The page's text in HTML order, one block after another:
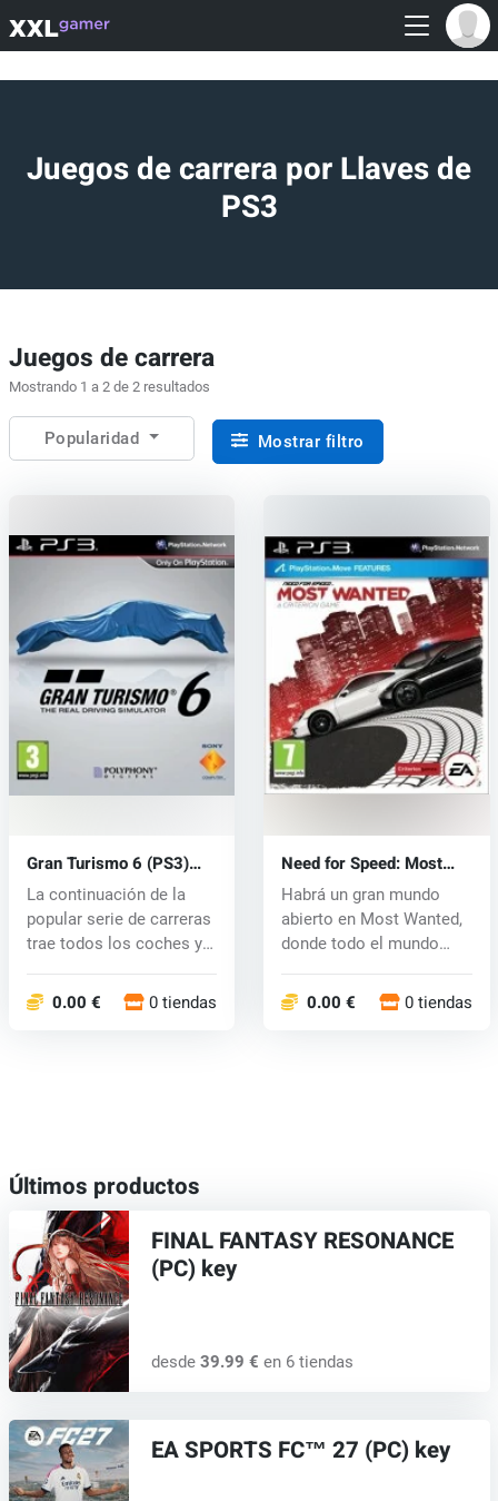
Juegos de carrera por Llaves de
PS3
Juegos de carrera
Mostrando 1 a 2 de 2 resultados
Popularidad Mostrar filtro
Gran Turismo 6 (PS3)
key
La continuación de la
popular serie de carreras
trae todos los coches y
0.00 € 0 tiendas
Need for Speed​​: Most
Wanted 2 (PS3) key
Habrá un gran mundo
abierto en Most Wanted,
donde todo el mundo
0.00 € 0 tiendas
Últimos productos
FINAL FANTASY RESONANCE
(PC) key
desde 39.99 € en 6 tiendas
EA SPORTS FC™ 27 (PC) key